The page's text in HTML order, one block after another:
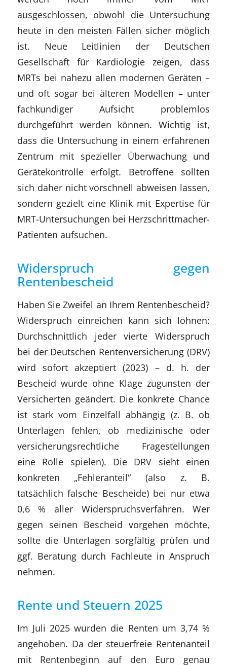
ausgeschlossen, obwohl die Untersuchung
heute in den meisten Fällen sicher möglich
ist. Neue Leitlinien der Deutschen
Gesellschaft für Kardiologie zeigen, dass
MRTs bei nahezu allen modernen Geräten –
und oft sogar bei älteren Modellen – unter
fachkundiger Aufsicht problemlos
durchgeführt werden können. Wichtig ist,
dass die Untersuchung in einem erfahrenen
Zentrum mit spezieller Überwachung und
Gerätekontrolle erfolgt. Betroffene sollten
sich daher nicht vorschnell abweisen lassen,
sondern gezielt eine Klinik mit Expertise für
MRT-Untersuchungen bei Herzschrittmacher-
Patienten aufsuchen.
Widerspruch gegen
Rentenbescheid
Haben Sie Zweifel an Ihrem Rentenbescheid?
Widerspruch einreichen kann sich lohnen:
Durchschnittlich jeder vierte Widerspruch
bei der Deutschen Rentenversicherung (DRV)
wird sofort akzeptiert (2023) – d. h. der
Bescheid wurde ohne Klage zugunsten der
Versicherten geändert. Die konkrete Chance
ist stark vom Einzelfall abhängig (z. B. ob
Unterlagen fehlen, ob medizinische oder
versicherungsrechtliche Fragestellungen
eine Rolle spielen). Die DRV sieht einen
konkreten „Fehleranteil“ (also z. B.
tatsächlich falsche Bescheide) bei nur etwa
0,6 % aller Widerspruchsverfahren. Wer
gegen seinen Bescheid vorgehen möchte,
sollte die Unterlagen sorgfältig prüfen und
ggf. Beratung durch Fachleute in Anspruch
nehmen.
Rente und Steuern 2025
Im Juli 2025 wurden die Renten um 3,74 %
angehoben. Da der steuerfreie Rentenanteil
mit Rentenbeginn auf den Euro genau